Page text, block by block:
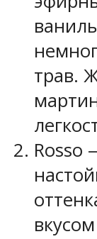
трав.
Rosso